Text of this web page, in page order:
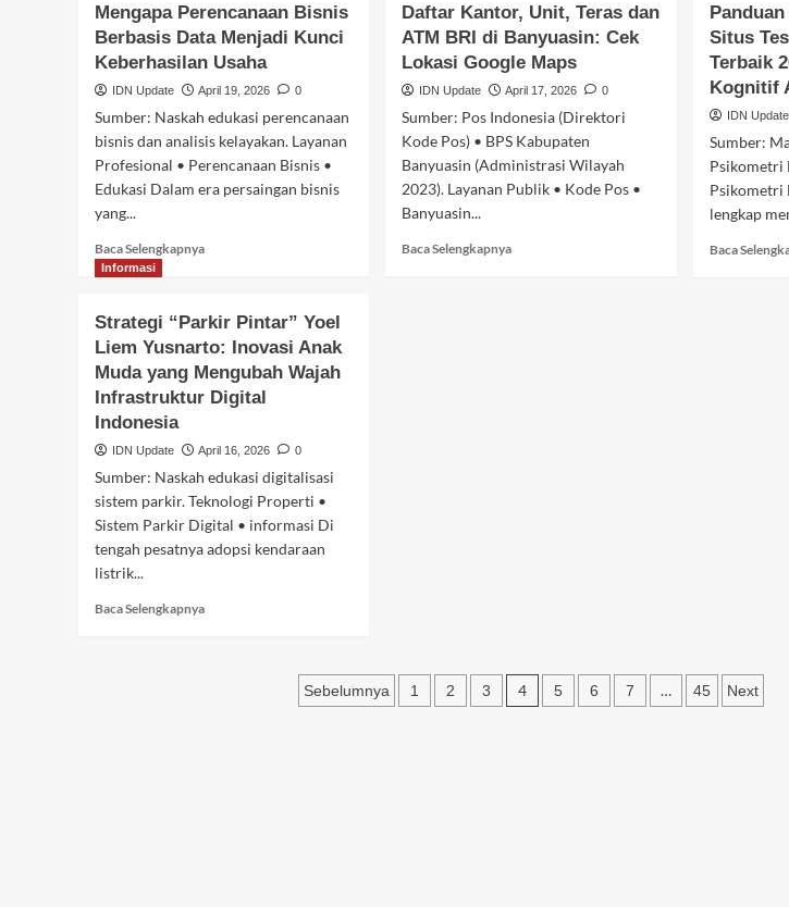
Jasa
Sebar
Kuesioner
Mystery
Shopper
untuk
Meningkatkan
Kualitas
Riset
Pasar
dan
Sebar
Kuesioner
untuk
Strategi
Bisnis
Mengapa Perencanaan Bisnis
Berbasis Data Menjadi Kunci
Keberhasilan Usaha
IDN Update April 19, 2026 0
Sumber: Naskah edukasi perencanaan
bisnis dan analisis kelayakan. Layanan
Profesional • Perencanaan Bisnis •
Edukasi Dalam era persaingan bisnis
yang...
Baca SelengkapnyaBaca
Perencanaan
Bisnis
Berbasis
Data
Menjadi
Keberhasilan
Usaha
Daftar Kantor, Unit, Teras dan
ATM BRI di Banyuasin: Cek
Lokasi Google Maps
IDN Update April 17, 2026 0
Sumber: Pos Indonesia (Direktori
Kode Pos) • BPS Kabupaten
Banyuasin (Administrasi Wilayah
2023). Layanan Publik • Kode Pos •
Banyuasin...
Baca SelengkapnyaBaca
Situs
Terbaik
Kognitif
IDN Update
Sumber:
Psikometri
Psikometri
lengkap
Baca
Informasi
Strategi “Parkir Pintar” Yoel
Liem Yusnarto: Inovasi Anak
Muda yang Mengubah Wajah
Infrastruktur Digital
Indonesia
IDN Update April 16, 2026 0
Sumber: Naskah edukasi digitalisasi
sistem parkir. Teknologi Properti •
Sistem Parkir Digital • informasi Di
tengah pesatnya adopsi kendaraan
listrik...
Baca SelengkapnyaBaca
Paginasi
Sebelumnya 1 2 3 4 5 6 7 … 45 Next